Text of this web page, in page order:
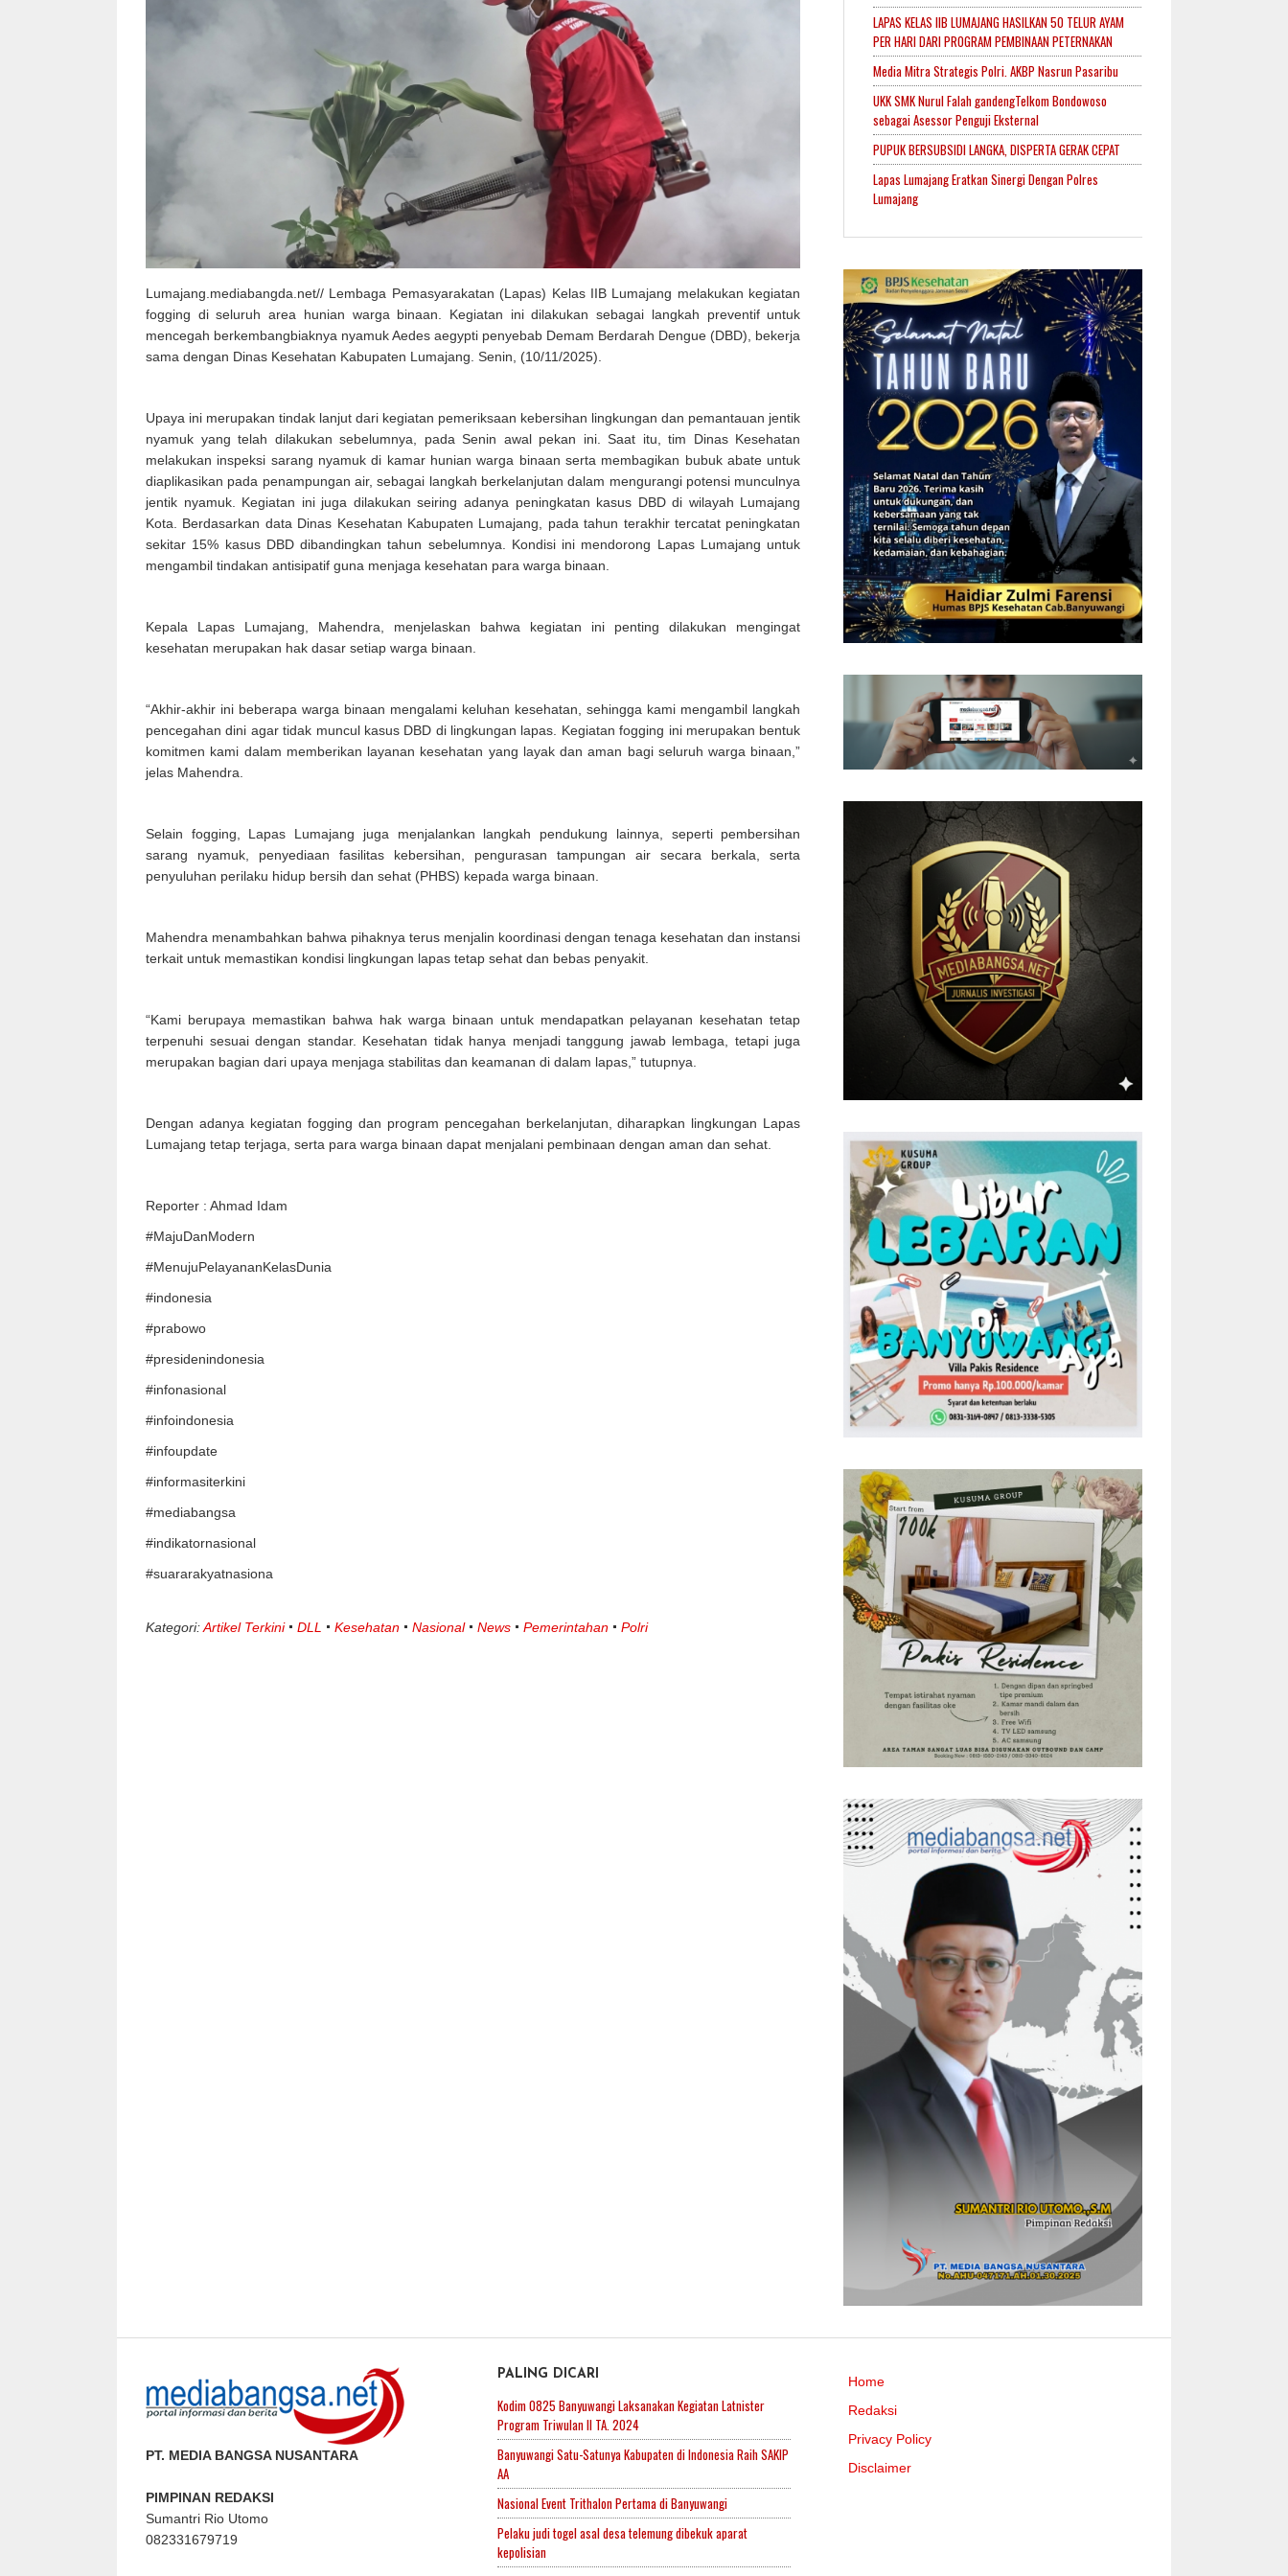
Lumajang.mediabangda.net// Lembaga Pemasyarakatan (Lapas) Kelas IIB Lumajang melakukan kegiatan
fogging di seluruh area hunian warga binaan. Kegiatan ini dilakukan sebagai langkah preventif untuk
mencegah berkembangbiaknya nyamuk Aedes aegypti penyebab Demam Berdarah Dengue (DBD), bekerja
sama dengan Dinas Kesehatan Kabupaten Lumajang. Senin, (10/11/2025).
Upaya ini merupakan tindak lanjut dari kegiatan pemeriksaan kebersihan lingkungan dan pemantauan jentik
nyamuk yang telah dilakukan sebelumnya, pada Senin awal pekan ini. Saat itu, tim Dinas Kesehatan
melakukan inspeksi sarang nyamuk di kamar hunian warga binaan serta membagikan bubuk abate untuk
diaplikasikan pada penampungan air, sebagai langkah berkelanjutan dalam mengurangi potensi munculnya
jentik nyamuk. Kegiatan ini juga dilakukan seiring adanya peningkatan kasus DBD di wilayah Lumajang
Kota. Berdasarkan data Dinas Kesehatan Kabupaten Lumajang, pada tahun terakhir tercatat peningkatan
sekitar 15% kasus DBD dibandingkan tahun sebelumnya. Kondisi ini mendorong Lapas Lumajang untuk
mengambil tindakan antisipatif guna menjaga kesehatan para warga binaan.
Kepala Lapas Lumajang, Mahendra, menjelaskan bahwa kegiatan ini penting dilakukan mengingat
kesehatan merupakan hak dasar setiap warga binaan.
“Akhir-akhir ini beberapa warga binaan mengalami keluhan kesehatan, sehingga kami mengambil langkah
pencegahan dini agar tidak muncul kasus DBD di lingkungan lapas. Kegiatan fogging ini merupakan bentuk
komitmen kami dalam memberikan layanan kesehatan yang layak dan aman bagi seluruh warga binaan,”
jelas Mahendra.
Selain fogging, Lapas Lumajang juga menjalankan langkah pendukung lainnya, seperti pembersihan
sarang nyamuk, penyediaan fasilitas kebersihan, pengurasan tampungan air secara berkala, serta
penyuluhan perilaku hidup bersih dan sehat (PHBS) kepada warga binaan.
Mahendra menambahkan bahwa pihaknya terus menjalin koordinasi dengan tenaga kesehatan dan instansi
terkait untuk memastikan kondisi lingkungan lapas tetap sehat dan bebas penyakit.
“Kami berupaya memastikan bahwa hak warga binaan untuk mendapatkan pelayanan kesehatan tetap
terpenuhi sesuai dengan standar. Kesehatan tidak hanya menjadi tanggung jawab lembaga, tetapi juga
merupakan bagian dari upaya menjaga stabilitas dan keamanan di dalam lapas,” tutupnya.
Dengan adanya kegiatan fogging dan program pencegahan berkelanjutan, diharapkan lingkungan Lapas
Lumajang tetap terjaga, serta para warga binaan dapat menjalani pembinaan dengan aman dan sehat.
Reporter : Ahmad Idam
#MajuDanModern
#MenujuPelayananKelasDunia
#indonesia
#prabowo
#presidenindonesia
#infonasional
#infoindonesia
#infoupdate
#informasiterkini
#mediabangsa
#indikatornasional
#suararakyatnasiona
Kategori:Artikel Terkini DLL Kesehatan Nasional News Pemerintahan Polri
LAPAS KELAS IIB LUMAJANG HASILKAN 50 TELUR AYAM
PER HARI DARI PROGRAM PEMBINAAN PETERNAKAN
Media Mitra Strategis Polri. AKBP Nasrun Pasaribu
UKK SMK Nurul Falah gandengTelkom Bondowoso
sebagai Asessor Penguji Eksternal
PUPUK BERSUBSIDI LANGKA, DISPERTA GERAK CEPAT
Lapas Lumajang Eratkan Sinergi Dengan Polres
Lumajang
PT. MEDIA BANGSA NUSANTARA
PIMPINAN REDAKSI
Sumantri Rio Utomo
082331679719
PALING DICARI
Kodim 0825 Banyuwangi Laksanakan Kegiatan Latnister
Program Triwulan II TA. 2024
Banyuwangi Satu-Satunya Kabupaten di Indonesia Raih SAKIP
AA
Nasional Event Trithalon Pertama di Banyuwangi
Pelaku judi togel asal desa telemung dibekuk aparat
kepolisian
Home
Redaksi
Privacy Policy
Disclaimer